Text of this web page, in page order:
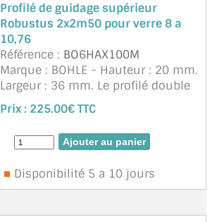
Profilé de guidage supérieur
Robustus 2x2m50 pour verre 8 a
10,76
Référence : BO6HAX100M
Marque : BOHLE - Hauteur : 20 mm.
Largeur : 36 mm. Le profilé double
floqué antibruit sert à guider les
portes coulissantes en verre sur la
face supérieure. L'utilisation de 4
chariots de r ...suite
Prix : 225.00€ TTC
Disponibilité 5 a 10 jours